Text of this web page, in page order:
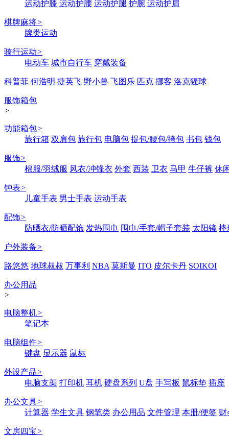
运动护膝 运动护腰 运动护腿 护腕 运动护肩
棋牌麻将>
牌类运动
骑行运动>
电动车 城市自行车 穿戴装备
科普菲 何浩明 捷英飞 野小兽 飞图乐 匹克 挪客 洛克猩球
服饰箱包
>
功能箱包>
旅行箱 双肩包 旅行包 电脑包 提包/腰包/挎包 书包 钱包
服饰>
棉服/羽绒服 风衣/冲锋衣 外套 西装 卫衣 马甲 牛仔裤 休
钟表>
儿童手表 男士手表 运动手表
配饰>
防晒衣/防晒配饰 发热围巾 围巾/手套/帽子套装 太阳镜 棒
户外装备>
路悠悠 地球叔叔 万事利 NBA 莫斯曼 ITO 皮尔卡丹 SOIKOI
办公用品
>
电脑整机>
笔记本
电脑组件>
键盘 显示器 鼠标
外设产品>
电脑支架 打印机 耳机 硬盘系列 U盘 手写板 鼠标垫 插座
办公文具>
计算器 学生文具 钢笔类 办公用品 文件管理 本册/便签 财
文房四宝>